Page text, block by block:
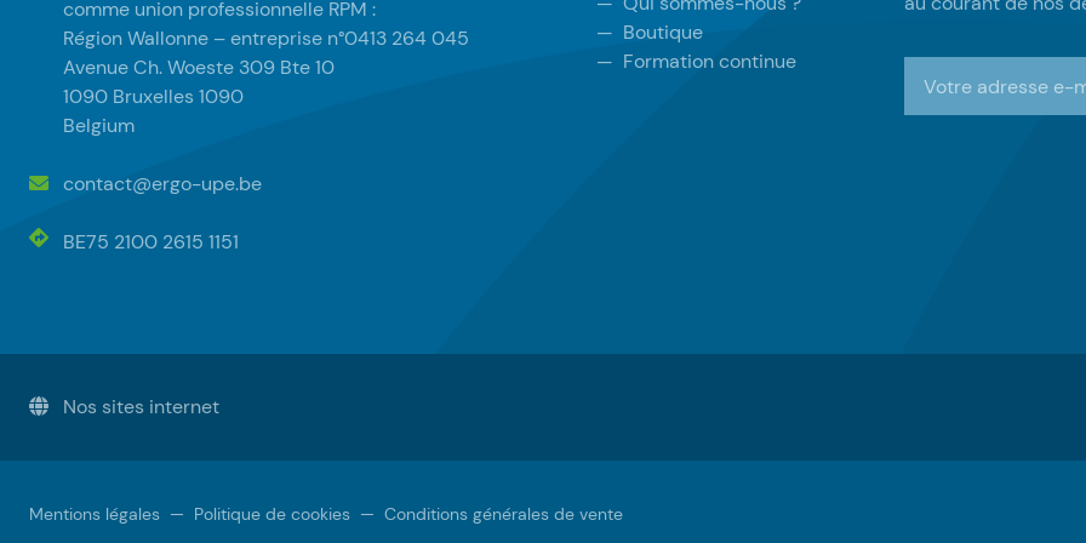
comme union professionnelle RPM :
Région Wallonne – entreprise n°0413 264 045
Avenue Ch. Woeste 309 Bte 10
1090 Bruxelles 1090
Belgium
contact@ergo-upe.be
BE75 2100 2615 1151
— Boutique
— Formation continue
Nos sites internet
Mentions légales — Politique de cookies — Conditions générales de vente